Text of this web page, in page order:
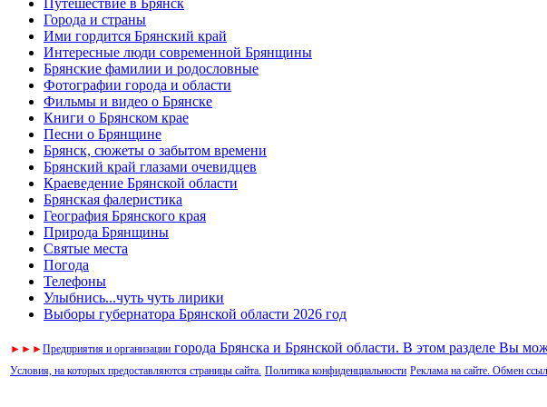
Путешествие в Брянск
Города и страны
Ими гордится Брянский край
Интересные люди современной Брянщины
Брянские фамилии и родословные
Фотографии города и области
Фильмы и видео о Брянске
Книги о Брянском крае
Песни о Брянщине
Брянск, сюжеты о забытом времени
Брянский край глазами очевидцев
Краеведение Брянской области
Брянская фалеристика
География Брянского края
Природа Брянщины
Святые места
Погода
Телефоны
Улыбнись...чуть чуть лирики
Выборы губернатора Брянской области 2026 год
► ► ►Предприятия и организации города Брянска и Брянской области. В этом разделе Вы
Условия, на которых предоставляются страницы сайта. Политика конфиденциальности Реклама на сайте. Обмен